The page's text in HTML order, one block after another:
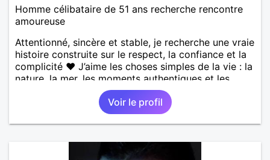
Homme célibataire de 51 ans recherche rencontre
amoureuse
Attentionné, sincère et stable, je recherche une vraie
histoire construite sur le respect, la confiance et la
complicité ❤️ J’aime les choses simples de la vie : la
nature, la mer, les moments authentiques et les
personnes au grand cœur 🌊🌿 Très câlin et
affectueux, j’adore les petits moments de tendresse
et les calinous réguliers 😊❤️ La solitude finit parfois
par peser, alors si tu es en Nouvelle-Calédonie et
temps de discuter… et laissons l’avenir nous guider
Voir le profil